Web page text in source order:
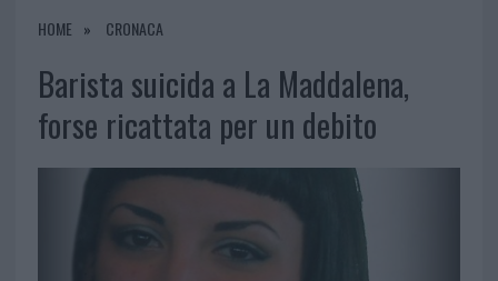
HOME CRONACA
Barista suicida a La Maddalena,
forse ricattata per un debito